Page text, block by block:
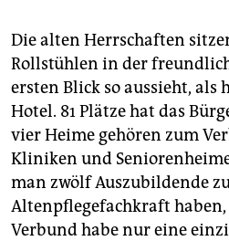
Die alten Herrschaften
Rollstühlen in der
ersten Blick so aussieht, als
Hotel. 81 Plätze hat das
vier Heime gehören zum
Kliniken und
man zwölf Auszubildende
Altenpflegefachkraft haben,
Verbund habe nur eine